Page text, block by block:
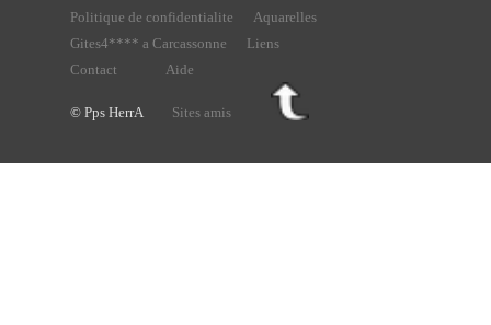
Politique de confidentialite
Aquarelles
Gites4**** a Carcassonne
Liens
Contact
Aide
© Pps HerrA Sites amis